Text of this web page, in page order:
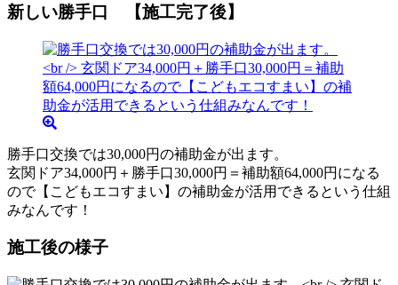
新しい勝手口 【施工完了後】
勝手口交換では30,000円の補助金が出ます。
玄関ドア34,000円＋勝手口30,000円＝補助額64,000円になる
ので【こどもエコすまい】の補助金が活用できるという仕組
みなんです！
施工後の様子